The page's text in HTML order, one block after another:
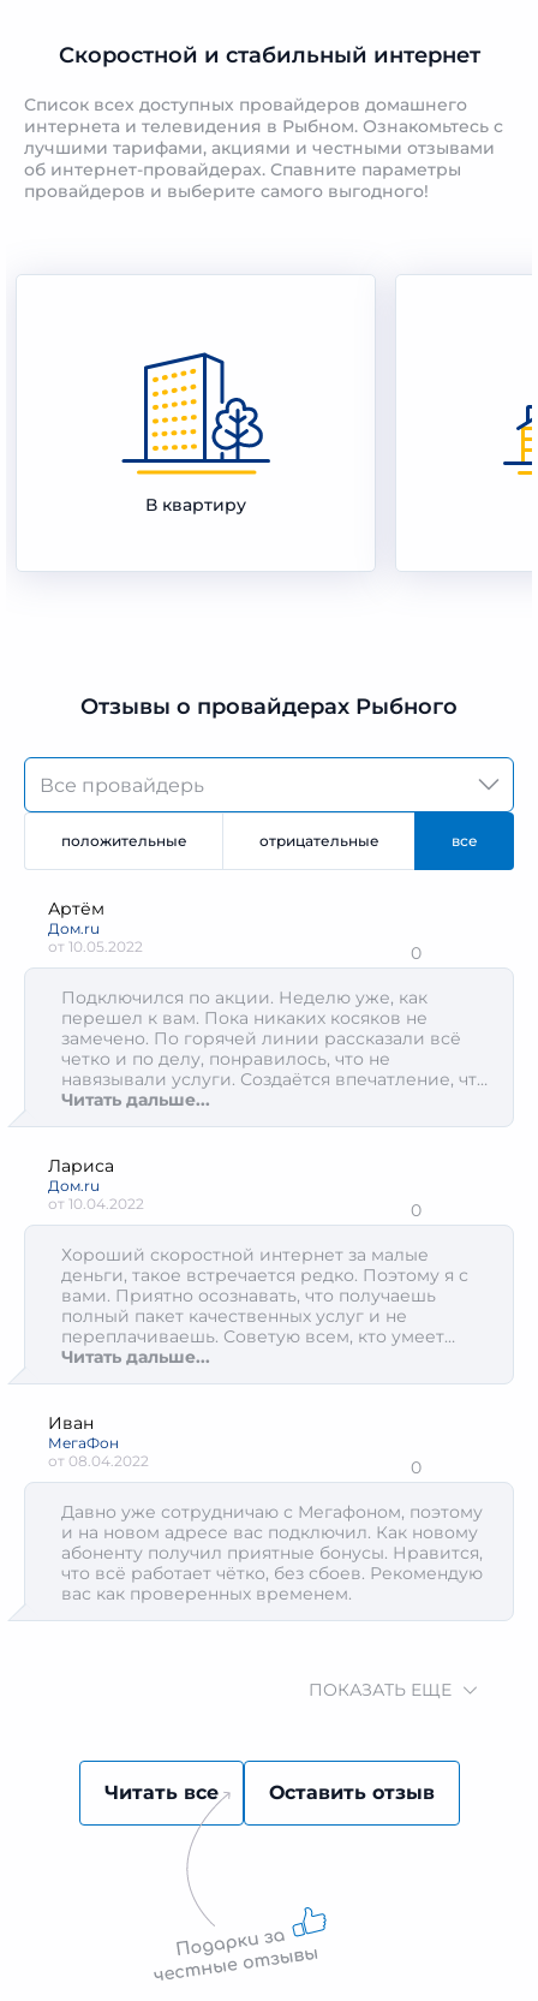
Скоростной и стабильный интернет
Список всех доступных провайдеров домашнего
интернета и телевидения в Рыбном. Ознакомьтесь с
лучшими тарифами, акциями и честными отзывами
об интернет-провайдерах. Спавните параметры
провайдеров и выберите самого выгодного!
В квартиру
Отзывы о провайдерах Рыбного
положительные отрицательные все
0
Подключился по акции. Неделю уже, как
перешел к вам. Пока никаких косяков не
замечено. По горячей линии рассказали всё
четко и по делу, понравилось, что не
навязывали услуги. Создаётся впечатление, что
вам действительно важно подобрать нужный
Читать дальше...
Артём
Дом.ru
от 10.05.2022
0
Хороший скоростной интернет за малые
деньги, такое встречается редко. Поэтому я с
вами. Приятно осознавать, что получаешь
полный пакет качественных услуг и не
переплачиваешь. Советую всем, кто умеет
считать свои деньги
Читать дальше...
Лариса
Дом.ru
от 10.04.2022
0
Давно уже сотрудничаю с Мегафоном, поэтому
и на новом адресе вас подключил. Как новому
абоненту получил приятные бонусы. Нравится,
что всё работает чётко, без сбоев. Рекомендую
вас как проверенных временем.
Иван
МегаФон
от 08.04.2022
ПОКАЗАТЬ ЕЩЕ
Читать все Оставить отзыв